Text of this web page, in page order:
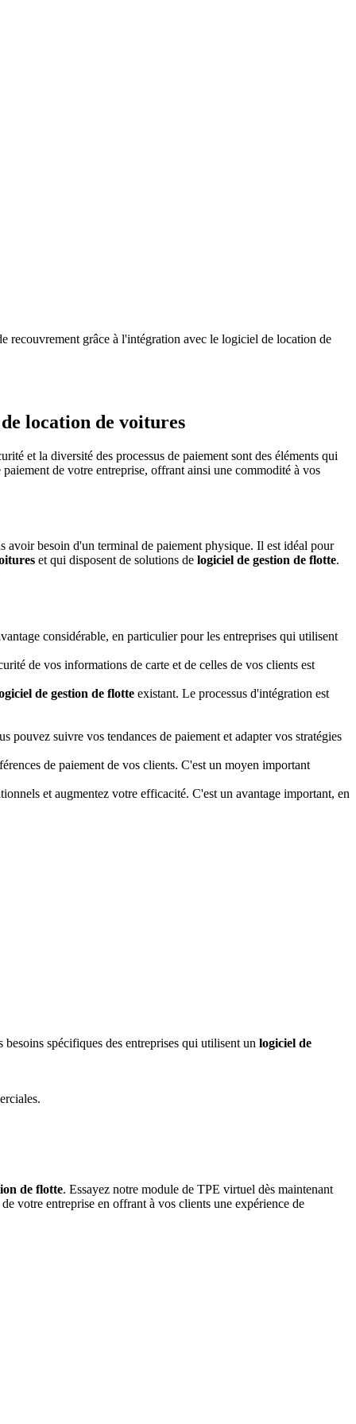
recouvrement grâce à l'intégration avec le logiciel de location de
location de voitures
et la diversité des processus de paiement sont des éléments qui
de votre entreprise, offrant ainsi une commodité à vos
avoir besoin d'un terminal de paiement physique. Il est idéal pour
et qui disposent de solutions de logiciel de gestion de flotte.
considérable, en particulier pour les entreprises qui utilisent
de vos informations de carte et de celles de vos clients est
de gestion de flotte existant. Le processus d'intégration est
suivre vos tendances de paiement et adapter vos stratégies
de paiement de vos clients. C'est un moyen important
et augmentez votre efficacité. C'est un avantage important, en
spécifiques des entreprises qui utilisent un logiciel de
de flotte. Essayez notre module de TPE virtuel dès maintenant
votre entreprise en offrant à vos clients une expérience de